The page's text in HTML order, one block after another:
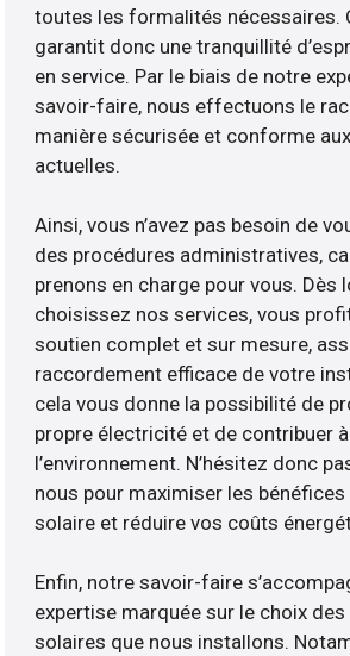
toutes les formalités nécessaires.
garantit donc une tranquillité
en service. Par le biais de notre
savoir-faire, nous effectuons le
manière sécurisée et conforme
actuelles.
Ainsi, vous n’avez pas besoin de
des procédures administratives,
prenons en charge pour vous. Dès
choisissez nos services, vous
soutien complet et sur mesure,
raccordement efficace de votre
cela vous donne la possibilité de
propre électricité et de contribuer
l’environnement. N’hésitez donc
nous pour maximiser les bénéfices
solaire et réduire vos coûts
Enfin, notre savoir-faire
expertise marquée sur le choix des
solaires que nous installons.